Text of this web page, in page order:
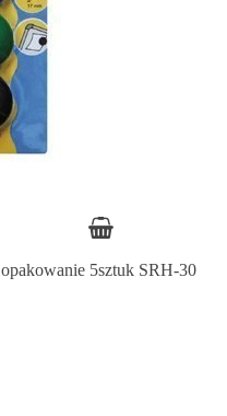
5sztuk SRH-30